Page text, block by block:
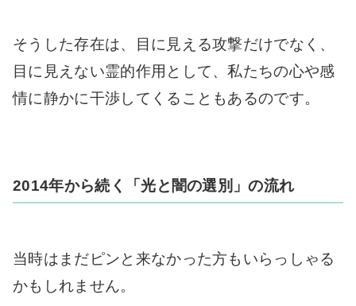
そうした存在は、目に見える攻撃だけでなく、
目に見えない霊的作用として、私たちの心や感
情に静かに干渉してくることもあるのです。
2014年から続く「光と闇の選別」の流れ
当時はまだピンと来なかった方もいらっしゃる
かもしれません。